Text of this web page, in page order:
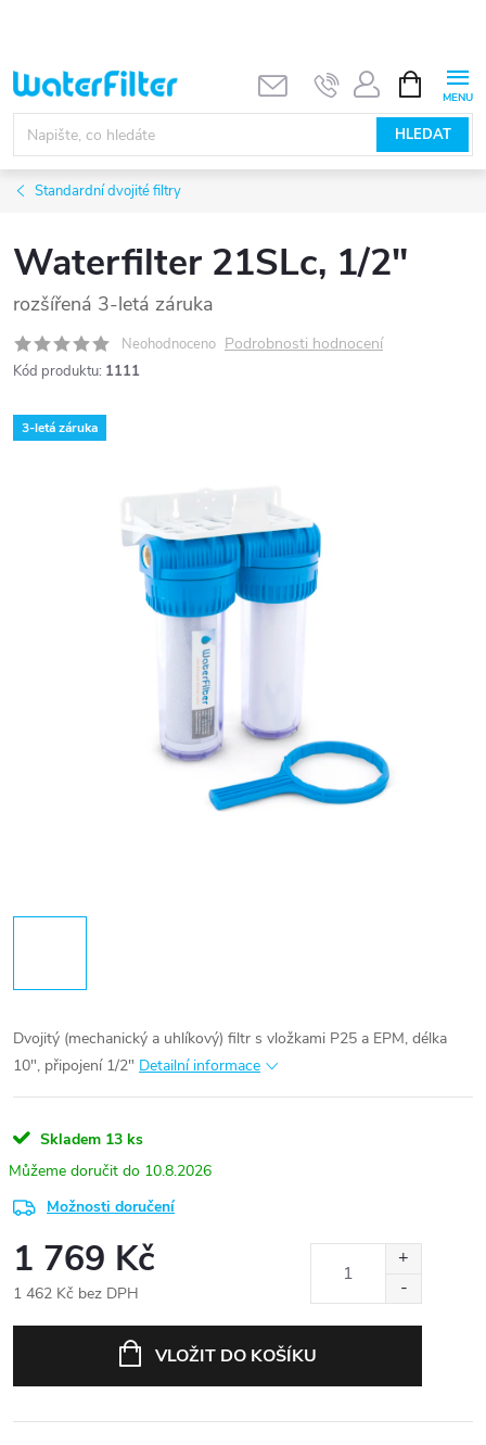
obsah
HLEDAT
NÁKUPNÍ
KOŠÍK
Standardní dvojité filtry
Waterfilter 21SLc, 1/2"
rozšířená 3-letá záruka
Neohodnoceno Podrobnosti hodnocení
Kód produktu: 1111
3-letá záruka
Dvojitý (mechanický a uhlíkový) filtr s vložkami P25 a EPM, délka
10", připojení 1/2" Detailní informace
Skladem 13 ks
10.8.2026
Možnosti doručení
1 769 Kč
1 462 Kč bez DPH
VLOŽIT DO KOŠÍKU